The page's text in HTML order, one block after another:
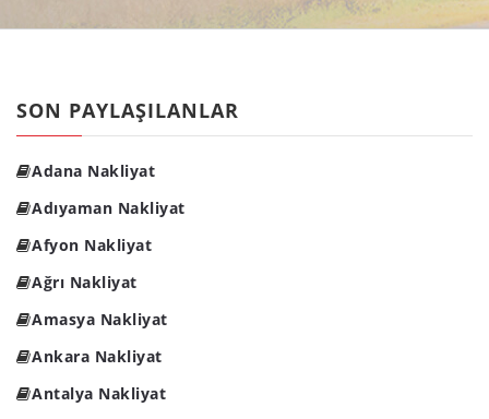
SON PAYLAŞILANLAR
Adana Nakliyat
Adıyaman Nakliyat
Afyon Nakliyat
Ağrı Nakliyat
Amasya Nakliyat
Ankara Nakliyat
Antalya Nakliyat